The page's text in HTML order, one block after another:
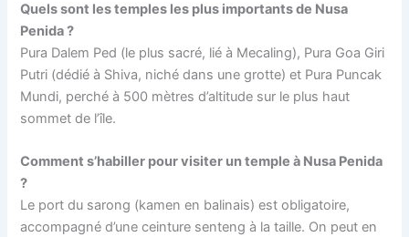
Quels sont les temples les plus importants de Nusa
Penida ?
Pura Dalem Ped (le plus sacré, lié à Mecaling), Pura Goa Giri
Putri (dédié à Shiva, niché dans une grotte) et Pura Puncak
Mundi, perché à 500 mètres d’altitude sur le plus haut
sommet de l’île.
Comment s’habiller pour visiter un temple à Nusa Penida
?
Le port du sarong (kamen en balinais) est obligatoire,
accompagné d’une ceinture senteng à la taille. On peut en